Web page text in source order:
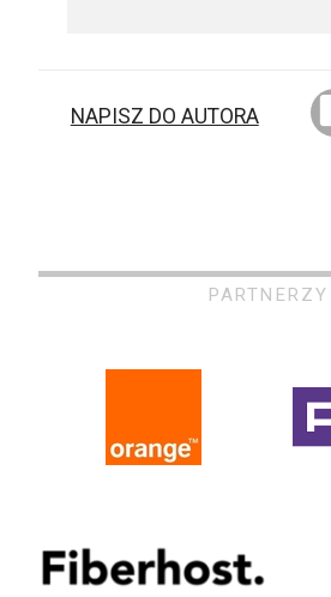
NAPISZ DO AUTORA
PARTNERZY